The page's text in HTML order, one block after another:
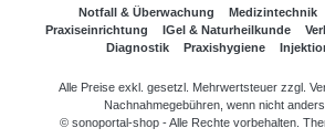
Notfall & Überwachung Medizintechnik
Praxiseinrichtung
IGel & Naturheilkunde
Diagnostik
Praxishygiene
Alle Preise exkl. gesetzl. Mehrwertsteuer zzgl.
Nachnahmegebühren, wenn nicht
© sonoportal-shop - Alle Rechte vorbehalten.